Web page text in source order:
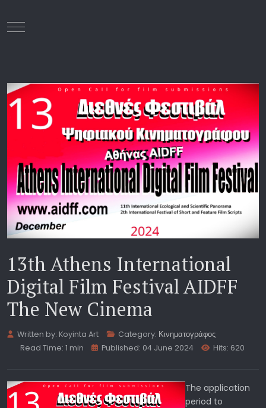
Mobile Menu Toggle
13th Athens International
Digital Film Festival AIDFF
The New Cinema
Written by: Koyinta Art Category: Κινηματογράφος
Read Time: 1 min
Published: 04 June 2024 Hits: 620
The application
period to